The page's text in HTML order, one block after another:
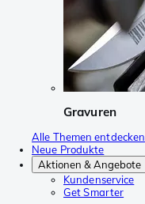
Gravuren
Alle Themen entdecken
Neue Produkte
Aktionen & Angebote
Kundenservice
Get Smarter